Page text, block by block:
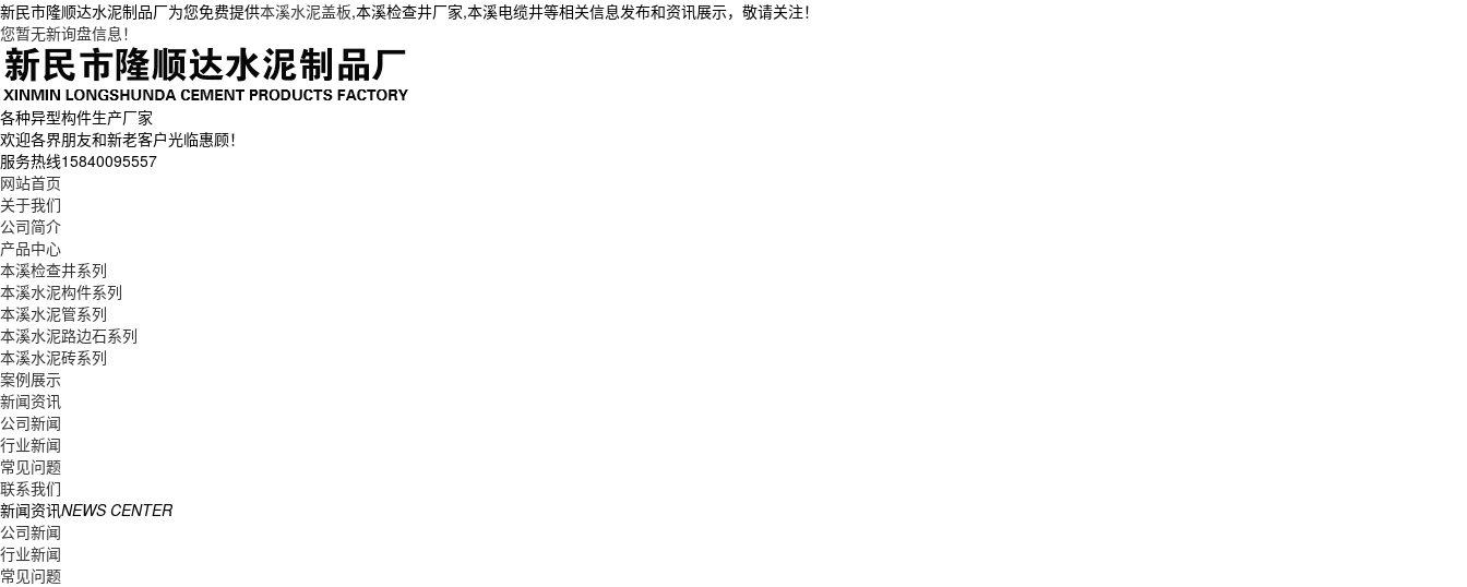
新民市隆顺达水泥制品厂为您免费提供本溪水泥盖板,本溪检查井厂家,本溪电缆井等相关信息发布和资讯展示，敬请关注！
您暂无新询盘信息！
各种异型构件生产厂家
欢迎各界朋友和新老客户光临惠顾！
服务热线15840095557
网站首页
关于我们
公司简介
产品中心
本溪检查井系列
本溪水泥构件系列
本溪水泥管系列
本溪水泥路边石系列
本溪水泥砖系列
案例展示
新闻资讯
公司新闻
行业新闻
常见问题
联系我们
新闻资讯NEWS CENTER
公司新闻
行业新闻
常见问题